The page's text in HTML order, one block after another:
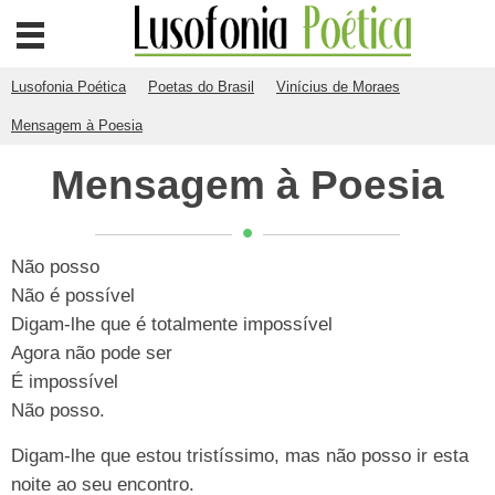
Lusofonia Poética Poetas do Brasil Vinícius de Moraes
Mensagem à Poesia
Mensagem à Poesia
Não posso
Não é possível
Digam-lhe que é totalmente impossível
Agora não pode ser
É impossível
Não posso.
Digam-lhe que estou tristíssimo, mas não posso ir esta
noite ao seu encontro.